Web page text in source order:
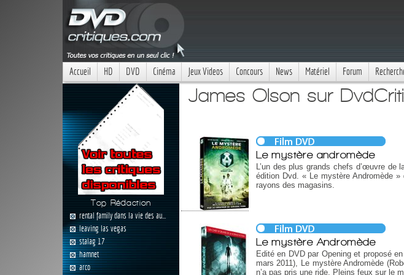
Accueil HD DVD Cinéma Jeux Videos Concours News Matériel Forum
Top Rédaction
rental family dans la vie des au...
leaving las vegas
stalag 17
hamnet
arco
James Olson sur
Le mystère andromède
L’un des plus grands chefs d’œuvre de
édition Dvd. « Le mystère Andromède
rayons des magasins.
Le mystère Andromède
Edité en DVD par Opening et proposé
mars 2011), Le mystère Andromède
n’a pas pris une ride. Pleins feux sur le